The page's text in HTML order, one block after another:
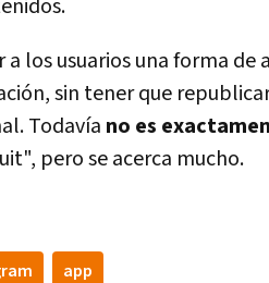
los usuarios una forma de
sin tener que
Todaví­a no es
pero se acerca mucho.
app